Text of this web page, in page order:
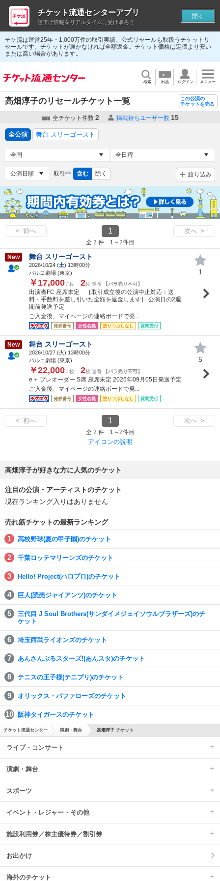
チケ流は運営25年・1,000万件の取引実績、公式リセールも取扱うチケットリ
セールです。チケットが届かなければ全額返金。チケット価格は定価より安い
または高い場合があります。
検索 出品 ログイン メニュー
高畑淳子のリセールチケット一覧
この公演の
チケットを売る
全チケット件数 2 掲載待ちユーザー数 15
全公演 舞台 スリーゴースト
取引中 含む 除く 絞り込み
< 前へ 1 次へ >
全 2 件 1～2件目
New 舞台 スリーゴースト
2026/10/24 (土) 13時00分
パルコ劇場 (東京)
￥17,000 / 枚 2枚 連番 【バラ売り不可】
出演者FC 座席未定 ［取引成立後の公演中止対応：送
料・手数料を差し引いた全額を返金します］ 公演日の2週
間前発送予定
ご入金後、マイページの連絡ボードで発...
発券番号 女性名義 塗りつぶしなし 質問受付
1
New 舞台 スリーゴースト
2026/10/27 (火) 13時00分
パルコ劇場 (東京)
￥22,000 / 枚 2枚 連番 【バラ売り不可】
e＋ プレオーダー S席 座席未定 2026年09月05日発送予定
ご入金後、マイページの連絡ボードで発...
発券番号 女性名義 塗りつぶしなし 質問受付
5
< 前へ 1 次へ >
全 2 件 1～2件目
アイコンの説明
高畑淳子が好きな方に人気のチケット
注目の公演・アーティストのチケット
現在ランキング入りはありません
売れ筋チケットの最新ランキング
高校野球(夏の甲子園)のチケット
千葉ロッテマリーンズのチケット
Hello! Project(ハロプロ)のチケット
巨人(読売ジャイアンツ)のチケット
三代目 J Soul Brothers(サンダイメジェイソウルブラザーズ)のチ
ケット
埼玉西武ライオンズのチケット
あんさんぶるスターズ!(あんスタ)のチケット
テニスの王子様(テニプリ)のチケット
オリックス・バファローズのチケット
阪神タイガースのチケット
チケット流通センター 演劇・舞台 高畑淳子 チケット
ライブ・コンサート
演劇・舞台
スポーツ
イベント・レジャー・その他
施設利用券／株主優待券／割引券
お出かけ
海外のチケット
チケット流通センターアプリ
値下げ情報をリアルタイムに受け取ろう
開く